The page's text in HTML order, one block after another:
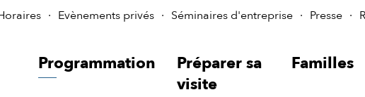
Evènements privés Séminaires d'entreprise Presse
Programmation
Préparer sa
visite
Familles